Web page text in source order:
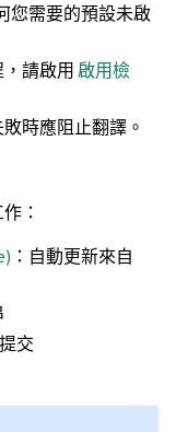
您需要的預設未啟
，請啟用啟用檢
時應阻止翻譯。
：
：自動更新來自
交